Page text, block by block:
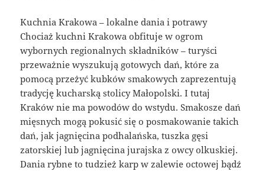
Kuchnia Krakowa – lokalne dania i potrawy
Chociaż kuchni Krakowa obfituje w ogrom
wybornych regionalnych składników – turyści
przeważnie wyszukują gotowych dań, które za
pomocą przeżyć kubków smakowych zaprezentują
tradycję kucharską stolicy Małopolski. I tutaj
Kraków nie ma powodów do wstydu. Smakosze dań
mięsnych mogą pokusić się o posmakowanie takich
dań, jak jagnięcina podhalańska, tuszka gęsi
zatorskiej lub jagnięcina jurajska z owcy olkuskiej.
Dania rybne to tudzież karp w zalewie octowej bądź